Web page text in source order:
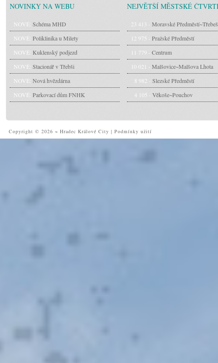
NOVINKY NA WEBU
NOVÉ: Schéma MHD
NOVÉ: Poliklinika u Milety
NOVÉ: Kuklenský podjezd
NOVÉ: Stacionář v Třebši
NOVÉ: Nová hvězdárna
NOVÉ: Parkovací dům FNHK
NEJVĚTŠÍ MĚSTSKÉ
23 413 - Moravské Předměstí~Třebeš
12 975 - Pražské Předměstí
11 779 - Centrum
10 021 - Malšovice~Malšova Lhota
8 982 - Slezské Předměstí
4 105 - Věkoše~Pouchov
Copyright © 2026 ~ Hradec Králové City | Podmínky užití